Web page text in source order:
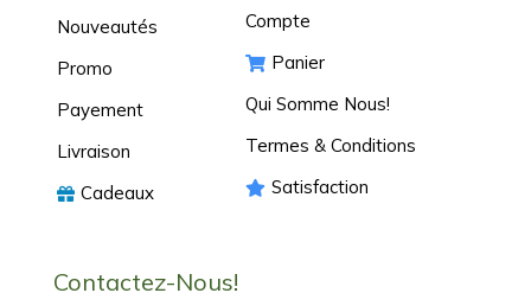
Nouveautés
Promo
Payement
Livraison
Cadeaux
Compte
Panier
Qui Somme Nous!
Termes & Conditions
Satisfaction
Contactez-Nous!